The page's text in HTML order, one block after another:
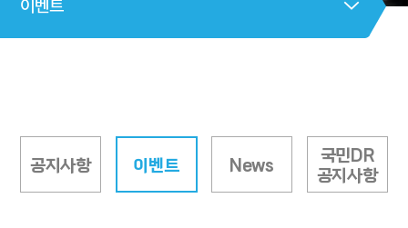
이벤트
공지사항 이벤트 News
국민DR
공지사항